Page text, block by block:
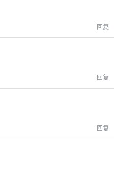
回复
回复
回复